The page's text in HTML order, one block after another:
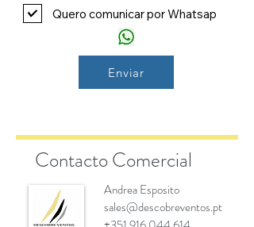
Quero comunicar por Whatsap
Enviar
Contacto Comercial
Andrea Esposito
sales@descobreventos.pt